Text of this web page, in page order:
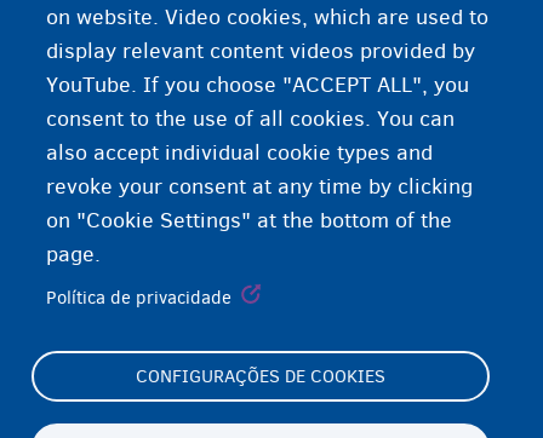
Aprender uma profissão
on website. Video cookies, which are used to
display relevant content videos provided by
YouTube. If you choose "ACCEPT ALL", you
consent to the use of all cookies. You can
also accept individual cookie types and
revoke your consent at any time by clicking
on "Cookie Settings" at the bottom of the
page.
Política de privacidade
CONFIGURAÇÕES DE COOKIES
Footer
Cookie Settings